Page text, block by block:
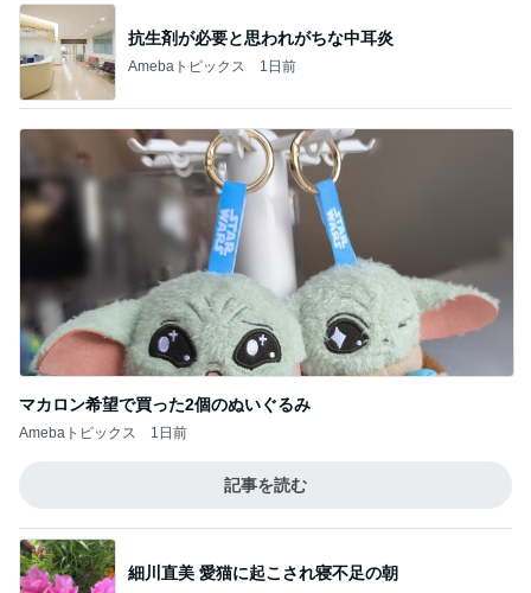
抗生剤が必要と思われがちな中耳炎
Amebaトピックス 1日前
マカロン希望で買った2個のぬいぐるみ
Amebaトピックス 1日前
記事を読む
細川直美 愛猫に起こされ寝不足の朝